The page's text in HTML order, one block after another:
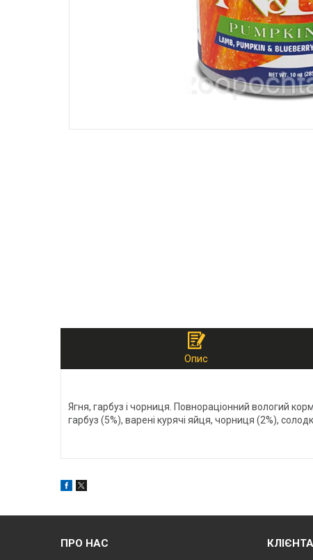
Опис
Ягня, гарбуз і чорниця. Повнораціонний вологий
гарбуз (5%), варені курячі яйця, чорниця (2%),
ПРО НАС